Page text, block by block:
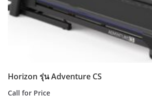
Horizon รุ่น Adventure CS
Call for Price